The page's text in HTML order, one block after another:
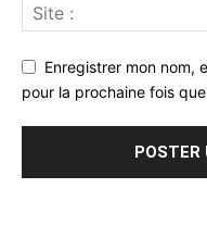
Enregistrer mon nom,
pour la prochaine fois